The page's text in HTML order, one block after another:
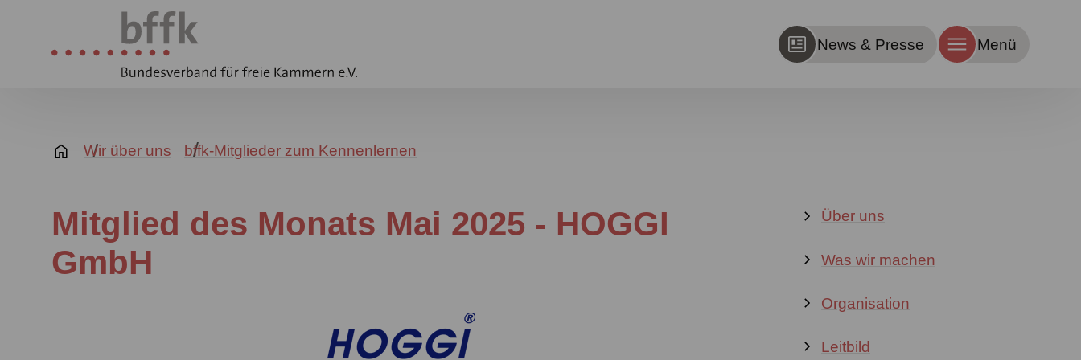
News & Presse Menü
Wir über uns bffk-Mitglieder zum Kennenlernen
Mitglied des Monats Mai 2025 - HOGGI
GmbH
Über uns
Was wir machen
Organisation
Leitbild